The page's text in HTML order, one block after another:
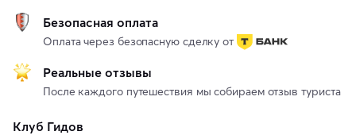
Безопасная оплата
Оплата через безопасную сделку от
Реальные отзывы
После каждого путешествия мы собираем отзыв туриста
Клуб Гидов